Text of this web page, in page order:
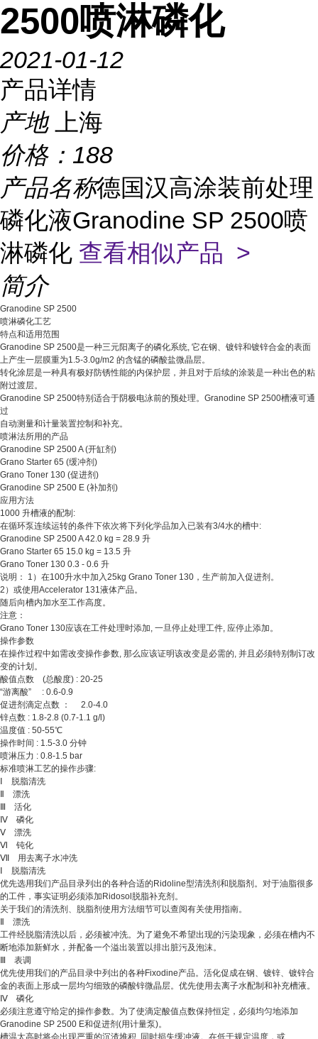
2500喷淋磷化
2021-01-12
产品详情
产地
上海
价格： 188
产品名称德国汉高涂装前处理
磷化液Granodine SP 2500喷
淋磷化 查看相似产品 >
简介
Granodine SP 2500
喷淋磷化工艺
特点和适用范围
Granodine SP 2500是一种三元阳离子的磷化系统, 它在钢、镀锌和镀锌合金的表面
上产生一层膜重为1.5-3.0g/m2 的含锰的磷酸盐微晶层。
转化涂层是一种具有极好防锈性能的内保护层，并且对于后续的涂装是一种出色的粘
附过渡层。
Granodine SP 2500特别适合于阴极电泳前的预处理。Granodine SP 2500槽液可通
过
自动测量和计量装置控制和补充。
喷淋法所用的产品
Granodine SP 2500 A (开缸剂)
Grano Starter 65 (缓冲剂)
Grano Toner 130 (促进剂)
Granodine SP 2500 E (补加剂)
应用方法
1000 升槽液的配制:
在循环泵连续运转的条件下依次将下列化学品加入已装有3/4水的槽中:
Granodine SP 2500 A 42.0 kg = 28.9 升
Grano Starter 65 15.0 kg = 13.5 升
Grano Toner 130 0.3 - 0.6 升
说明： 1）在100升水中加入25kg Grano Toner 130，生产前加入促进剂。
2）或使用Accelerator 131液体产品。
随后向槽内加水至工作高度。
注意：
Grano Toner 130应该在工件处理时添加, 一旦停止处理工件, 应停止添加。
操作参数
在操作过程中如需改变操作参数, 那么应该证明该改变是必需的, 并且必须特别制订改
变的计划。
酸值点数 (总酸度) : 20-25
“游离酸” : 0.6-0.9
促进剂滴定点数 ： 2.0-4.0
锌点数 : 1.8-2.8 (0.7-1.1 g/l)
温度值 : 50-55℃
操作时间 : 1.5-3.0 分钟
喷淋压力 : 0.8-1.5 bar
标准喷淋工艺的操作步骤:
Ⅰ 脱脂清洗
Ⅱ 漂洗
Ⅲ 活化
Ⅳ 磷化
Ⅴ 漂洗
Ⅵ 钝化
Ⅶ 用去离子水冲洗
Ⅰ 脱脂清洗
优先选用我们产品目录列出的各种合适的Ridoline型清洗剂和脱脂剂。对于油脂很多
的工件，事实证明必须添加Ridosol脱脂补充剂。
关于我们的清洗剂、脱脂剂使用方法细节可以查阅有关使用指南。
Ⅱ 漂洗
工件经脱脂清洗以后，必须被冲洗。为了避免不希望出现的污染现象，必须在槽内不
断地添加新鲜水，并配备一个溢出装置以排出脏污及泡沫。
Ⅲ 表调
优先使用我们的产品目录中列出的各种Fixodine产品。活化促成在钢、镀锌、镀锌合
金的表面上形成一层均匀细致的磷酸锌微晶层。优先使用去离子水配制和补充槽液。
Ⅳ 磷化
必须注意遵守给定的操作参数。为了使滴定酸值点数保持恒定，必须均匀地添加
Granodine SP 2500 E和促进剂(用计量泵)。
槽温太高时将会出现严重的沉渣堆积, 同时损失缓冲液。在低于规定温度，或